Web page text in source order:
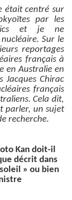
était centré sur
par les
et je ne
Sur le
reportages
français à
en Australie en
Jacques Chirac
français
Cela dit,
parler, un sujet
recherche.
Kan doit-il
décrit dans
» ou bien